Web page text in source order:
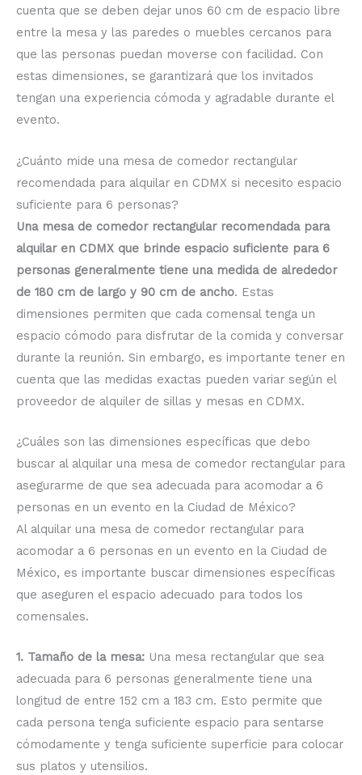
cuenta que se deben dejar unos 60 cm de espacio libre
entre la mesa y las paredes o muebles cercanos para
que las personas puedan moverse con facilidad. Con
estas dimensiones, se garantizará que los invitados
tengan una experiencia cómoda y agradable durante el
evento.
¿Cuánto mide una mesa de comedor rectangular
recomendada para alquilar en CDMX si necesito espacio
suficiente para 6 personas?
Una mesa de comedor rectangular recomendada para
alquilar en CDMX que brinde espacio suficiente para 6
personas generalmente tiene una medida de alrededor
de 180 cm de largo y 90 cm de ancho. Estas
dimensiones permiten que cada comensal tenga un
espacio cómodo para disfrutar de la comida y conversar
durante la reunión. Sin embargo, es importante tener en
cuenta que las medidas exactas pueden variar según el
proveedor de alquiler de sillas y mesas en CDMX.
¿Cuáles son las dimensiones específicas que debo
buscar al alquilar una mesa de comedor rectangular para
asegurarme de que sea adecuada para acomodar a 6
personas en un evento en la Ciudad de México?
Al alquilar una mesa de comedor rectangular para
acomodar a 6 personas en un evento en la Ciudad de
México, es importante buscar dimensiones específicas
que aseguren el espacio adecuado para todos los
comensales.
1. Tamaño de la mesa: Una mesa rectangular que sea
adecuada para 6 personas generalmente tiene una
longitud de entre 152 cm a 183 cm. Esto permite que
cada persona tenga suficiente espacio para sentarse
cómodamente y tenga suficiente superficie para colocar
sus platos y utensilios.